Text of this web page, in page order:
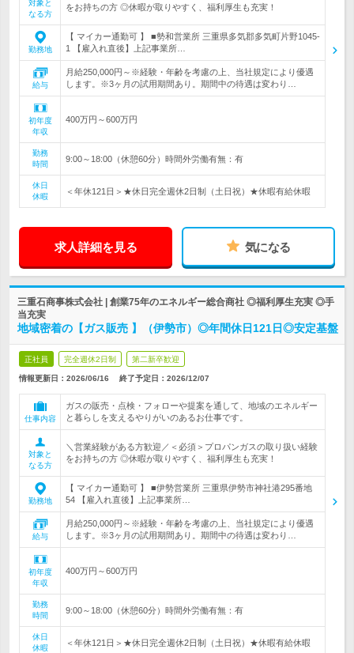
対象と
なる方
をお持ちの方 ◎休暇が取りやすく、福利厚生も充実！
勤務地
【 マイカー通勤可 】 ■勢和営業所 三重県多気郡多気町片野1045-
1 【雇入れ直後】上記事業所…
給与
月給250,000円～※経験・年齢を考慮の上、当社規定により優遇
します。※3ヶ月の試用期間あり。期間中の待遇は変わり…
初年度
年収
400万円～600万円
勤務
時間
9:00～18:00（休憩60分）時間外労働有無：有
休日
休暇
＜年休121日＞★休日完全週休2日制（土日祝）★休暇有給休暇
求人詳細を見る 気になる
三重石商事株式会社 | 創業75年のエネルギー総合商社 ◎福利厚生充実 ◎手
当充実
地域密着の【ガス販売 】（伊勢市）◎年間休日121日◎安定基盤
正社員 完全週休2日制 第二新卒歓迎
情報更新日：2026/06/16 終了予定日： 2026/12/07
仕事内容
ガスの販売・点検・フォローや提案を通して、地域のエネルギー
と暮らしを支えるやりがいのあるお仕事です。
対象と
なる方
＼営業経験がある方歓迎／＜必須＞プロパンガスの取り扱い経験
をお持ちの方 ◎休暇が取りやすく、福利厚生も充実！
勤務地
【 マイカー通勤可 】 ■伊勢営業所 三重県伊勢市神社港295番地
54 【雇入れ直後】上記事業所…
給与
月給250,000円～※経験・年齢を考慮の上、当社規定により優遇
します。※3ヶ月の試用期間あり。期間中の待遇は変わり…
初年度
年収
400万円～600万円
勤務
時間
9:00～18:00（休憩60分）時間外労働有無：有
休日
休暇
＜年休121日＞★休日完全週休2日制（土日祝）★休暇有給休暇